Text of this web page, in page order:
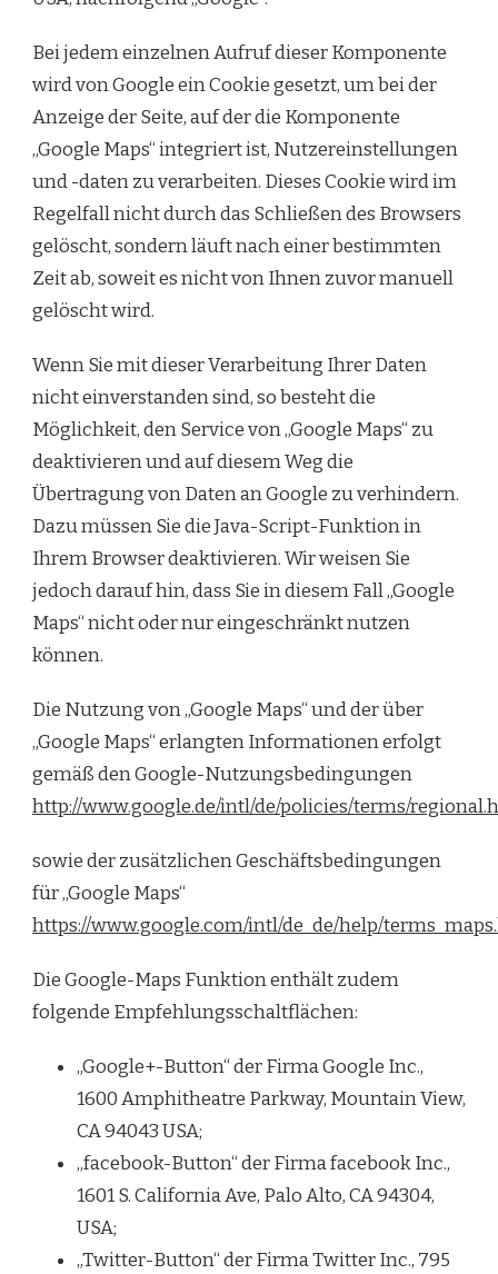
Bei jedem einzelnen Aufruf dieser Komponente
wird von Google ein Cookie gesetzt, um bei der
Anzeige der Seite, auf der die Komponente
„Google Maps“ integriert ist, Nutzereinstellungen
und -daten zu verarbeiten. Dieses Cookie wird im
Regelfall nicht durch das Schließen des Browsers
gelöscht, sondern läuft nach einer bestimmten
Zeit ab, soweit es nicht von Ihnen zuvor manuell
gelöscht wird.
Wenn Sie mit dieser Verarbeitung Ihrer Daten
nicht einverstanden sind, so besteht die
Möglichkeit, den Service von „Google Maps“ zu
deaktivieren und auf diesem Weg die
Übertragung von Daten an Google zu verhindern.
Dazu müssen Sie die Java-Script-Funktion in
Ihrem Browser deaktivieren. Wir weisen Sie
jedoch darauf hin, dass Sie in diesem Fall „Google
Maps“ nicht oder nur eingeschränkt nutzen
können.
Die Nutzung von „Google Maps“ und der über
„Google Maps“ erlangten Informationen erfolgt
gemäß den Google-Nutzungsbedingungen
http://www.google.de/intl/de/policies/terms/
sowie der zusätzlichen Geschäftsbedingungen
für „Google Maps“
https://www.google.com/intl/de_de/help/
Die Google-Maps Funktion enthält zudem
folgende Empfehlungsschaltflächen:
„Google+-Button“ der Firma Google Inc.,
1600 Amphitheatre Parkway, Mountain View,
CA 94043 USA;
„facebook-Button“ der Firma facebook Inc.,
1601 S. California Ave, Palo Alto, CA 94304,
USA;
„Twitter-Button“ der Firma Twitter Inc., 795